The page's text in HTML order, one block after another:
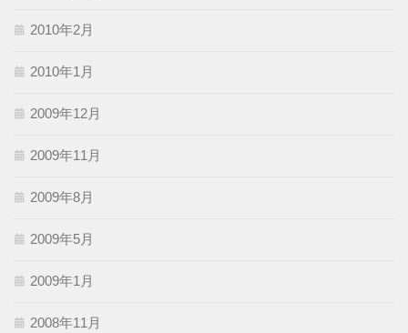
2010年2月
2010年1月
2009年12月
2009年11月
2009年8月
2009年5月
2009年1月
2008年11月